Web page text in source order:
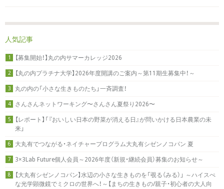
人気記事
1 【募集開始！】丸の内サマーカレッジ2026
2 【丸の内プラチナ大学】2026年度開講のご案内～第11期生募集中！～
3 丸の内の「小さな生きものたち」一斉調査！
4 さんさんネットワーキング〜さんさん夏祭り2026〜
5
【レポート】「『おいしい日本の野菜が消える日』が問いかける日本農業の未
来」
6 大丸有でつながる・ネイチャープログラム大丸有シゼンノコパン 夏
7 3×3Lab Future個人会員～2026年度（新規・継続会員）募集のお知らせ～
8
【大丸有シゼンノコパン】水辺の小さな生きものを「覗る（みる）」 ～ハイスぺ
な光学顕微鏡でミクロの世界へ！～【まちの生きもの/親子・初心者の大人向